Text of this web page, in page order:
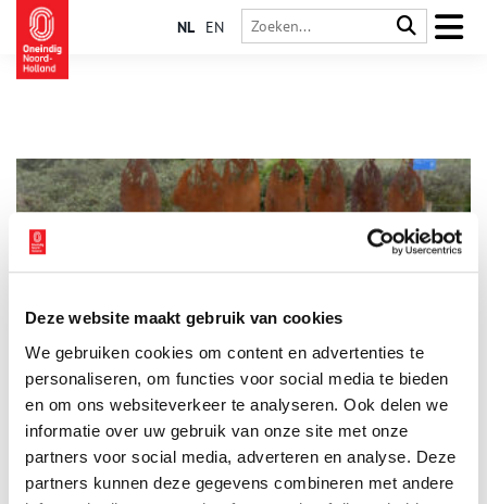
Deze website maakt gebruik van cookies
We gebruiken cookies om content en advertenties te
personaliseren, om functies voor social media te bieden
en om ons websiteverkeer te analyseren. Ook delen we
informatie over uw gebruik van onze site met onze
partners voor social media, adverteren en analyse. Deze
partners kunnen deze gegevens combineren met andere
NL EN
In 2026 krijgt Castricum een bijzonder eerbetoon aan de
zeven jonge piloten die op 17 mei 1943 het leven lieten bij
hun terugkeer van de beroemde Dambuster-actie. Hun
Lancaster stortte neer in ons duingebied. Het bestaande
stenen monument wordt verplaatst en verrijkt met iets
uitzonderlijks: een imposant ijzeren silhouet van de volledige
bemanning.
1 min